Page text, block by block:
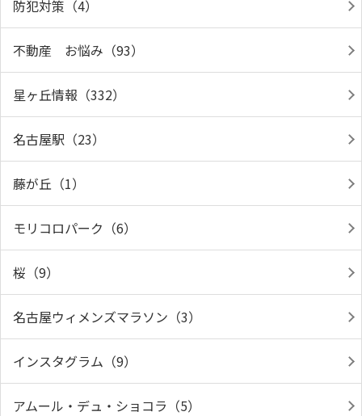
防犯対策（4）
不動産 お悩み（93）
星ヶ丘情報（332）
名古屋駅（23）
藤が丘（1）
モリコロパーク（6）
桜（9）
名古屋ウィメンズマラソン（3）
インスタグラム（9）
アムール・デュ・ショコラ（5）